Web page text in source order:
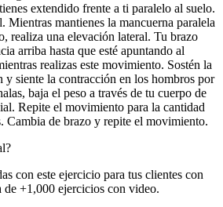
extendido frente a ti paralelo al suelo.
Mientras mantienes la mancuerna paralela
realiza una elevación lateral. Tu brazo
arriba hasta que esté apuntando al
realizas este movimiento. Sostén la
y siente la contracción en los hombros por
baja el peso a través de tu cuerpo de
Repite el movimiento para la cantidad
Cambia de brazo y repite el movimiento.
con este ejercicio para tus clientes con
+1,000 ejercicios con video.